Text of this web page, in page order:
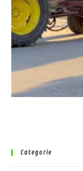
Categorie